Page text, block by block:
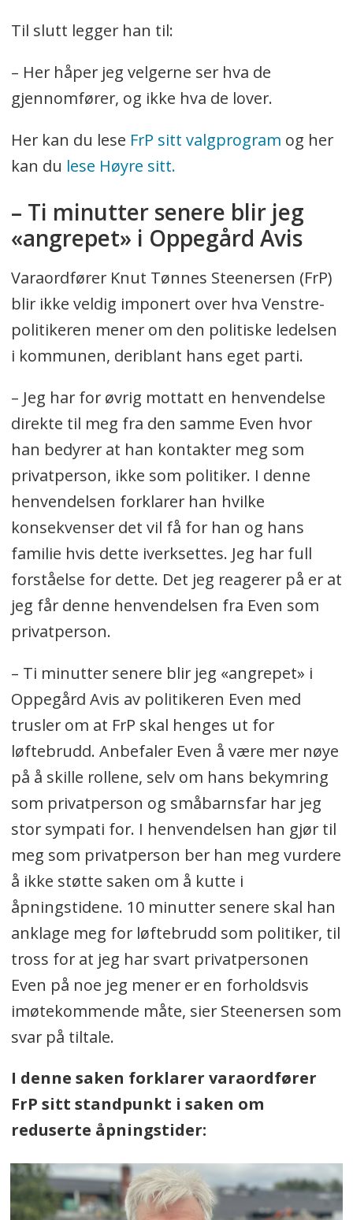
Til slutt legger han til:
– Her håper jeg velgerne ser hva de
gjennomfører, og ikke hva de lover.
Her kan du lese FrP sitt valgprogram og her
kan du lese Høyre sitt.
– Ti minutter senere blir jeg
«angrepet» i Oppegård Avis
Varaordfører Knut Tønnes Steenersen (FrP)
blir ikke veldig imponert over hva Venstre-
politikeren mener om den politiske ledelsen
i kommunen, deriblant hans eget parti.
– Jeg har for øvrig mottatt en henvendelse
direkte til meg fra den samme Even hvor
han bedyrer at han kontakter meg som
privatperson, ikke som politiker. I denne
henvendelsen forklarer han hvilke
konsekvenser det vil få for han og hans
familie hvis dette iverksettes. Jeg har full
forståelse for dette. Det jeg reagerer på er at
jeg får denne henvendelsen fra Even som
privatperson.
– Ti minutter senere blir jeg «angrepet» i
Oppegård Avis av politikeren Even med
trusler om at FrP skal henges ut for
løftebrudd. Anbefaler Even å være mer nøye
på å skille rollene, selv om hans bekymring
som privatperson og småbarnsfar har jeg
stor sympati for. I henvendelsen han gjør til
meg som privatperson ber han meg vurdere
å ikke støtte saken om å kutte i
åpningstidene. 10 minutter senere skal han
anklage meg for løftebrudd som politiker, til
tross for at jeg har svart privatpersonen
Even på noe jeg mener er en forholdsvis
imøtekommende måte, sier Steenersen som
svar på tiltale.
I denne saken forklarer varaordfører
FrP sitt standpunkt i saken om
reduserte åpningstider: